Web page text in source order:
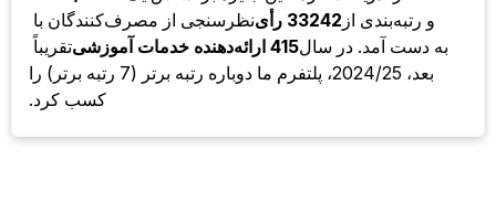
نظرسنجی از مصرف‌کنندگان با
33242 رأی و رتبه‌بندی از
تقریباً
415 ارائه‌دهنده خدمات آموزشیبه دست آمد. در سال
بعد، 2024/25، پلتفرم ما دوباره رتبه برتر (7 رتبه برتر) را
کسب کرد.